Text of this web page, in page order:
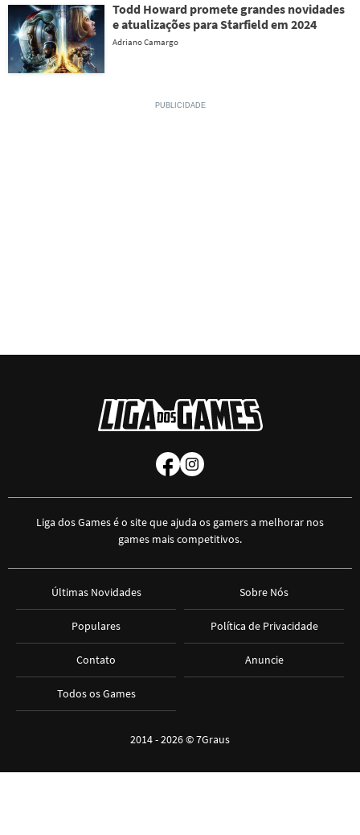
Todd Howard promete grandes novidades
e atualizações para Starfield em 2024
Adriano Camargo
Liga dos Games é o site que ajuda os gamers a melhorar nos
games mais competitivos.
Últimas Novidades
Populares
Contato
Todos os Games
Sobre Nós
Política de Privacidade
Anuncie
2014 - 2026 ©7Graus